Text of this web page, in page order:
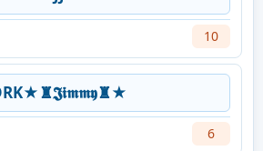
10
6